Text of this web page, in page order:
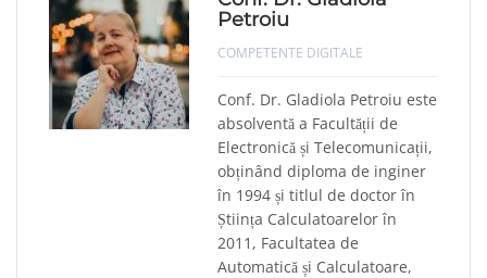
Petroiu
COMPETENTE DIGITALE
Conf. Dr. Gladiola Petroiu este
absolventă a Facultății de
Electronică și Telecomunicații,
obținând diploma de inginer
în 1994 și titlul de doctor în
Știința Calculatoarelor în
2011, Facultatea de
Automatică și Calculatoare,